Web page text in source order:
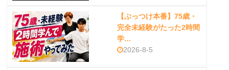
【ぶっつけ本番】75歳・
完全未経験がたった2時間
学…
2026-8-5